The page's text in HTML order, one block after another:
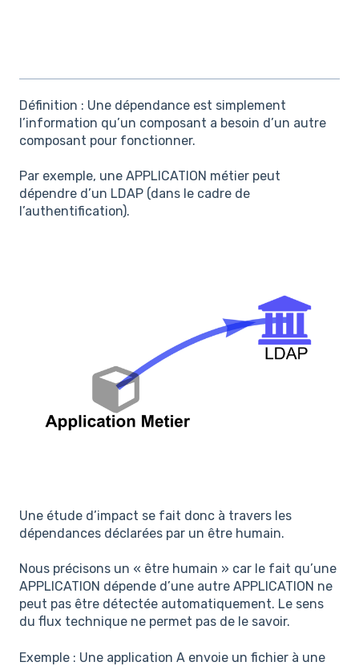
Définition : Une dépendance est simplement
l’information qu’un composant a besoin d’un autre
composant pour fonctionner.
Par exemple, une APPLICATION métier peut
dépendre d’un LDAP (dans le cadre de
l’authentification).
Une étude d’impact se fait donc à travers les
dépendances déclarées par un être humain.
Nous précisons un « être humain » car le fait qu’une
APPLICATION dépende d’une autre APPLICATION ne
peut pas être détectée automatiquement. Le sens
du flux technique ne permet pas de le savoir.
Exemple : Une application A envoie un fichier à une